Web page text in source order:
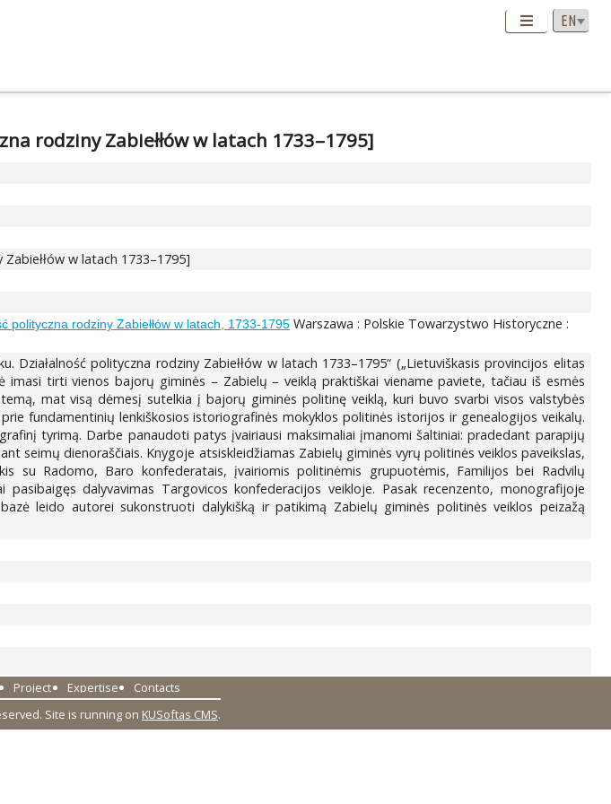
rodziny Zabiełłów w latach 1733–1795]
w latach 1733–1795]
polityczna rodziny Zabiełłów w latach, 1733-1795 Warszawa : Polskie Towarzystwo Historyczne :
Działalność polityczna rodziny Zabiełłów w latach 1733–1795“ („Lietuviškasis provincijos elitas
imasi tirti vienos bajorų giminės – Zabielų – veiklą praktiškai viename paviete, tačiau iš esmės
mat visą dėmesį sutelkia į bajorų giminės politinę veiklą, kuri buvo svarbi visos valstybės
fundamentinių lenkiškosios istoriografinės mokyklos politinės istorijos ir genealogijos veikalų.
tyrimą. Darbe panaudoti patys įvairiausi maksimaliai įmanomi šaltiniai: pradedant parapijų
seimų dienoraščiais. Knygoje atsiskleidžiamas Zabielų giminės vyrų politinės veiklos paveikslas,
su Radomo, Baro konfederatais, įvairiomis politinėmis grupuotėmis, Familijos bei Radvilų
dalyvavimas Targovicos konfederacijos veikloje. Pasak recenzento, monografijoje
leido autorei sukonstruoti dalykišką ir patikimą Zabielų giminės politinės veiklos peizažą
Project Expertise
Contacts
Site is running on KUSoftas CMS.